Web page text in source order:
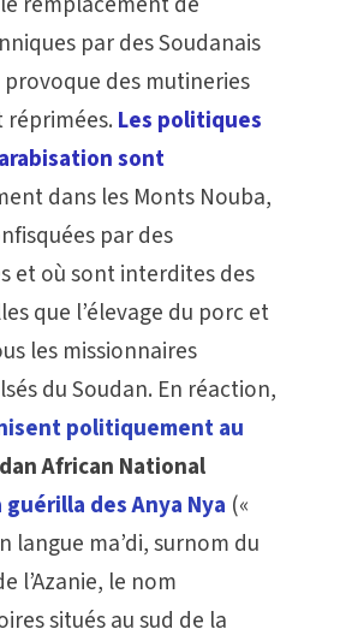
par des Soudanais
des mutineries
Les politiques
sont
dans les Monts Nouba,
par des
et où sont interdites des
que l’élevage du porc et
les missionnaires
du Soudan. En réaction,
politiquement au
African National
des Anya Nya («
langue ma’di, surnom du
l’Azanie, le nom
situés au sud de la